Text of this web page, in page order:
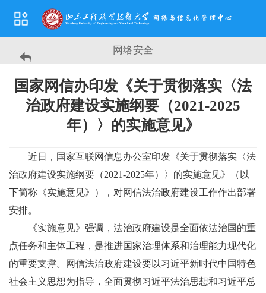
网络安全
国家网信办印发《关于贯彻落实〈法
治政府建设实施纲要（2021-2025
年）〉的实施意见》
近日，国家互联网信息办公室印发《关于贯彻落实〈法
治政府建设实施纲要（2021-2025年）〉的实施意见》（以
下简称《实施意见》），对网信法治政府建设工作作出部署
安排。
《实施意见》强调，法治政府建设是全面依法治国的重
点任务和主体工程，是推进国家治理体系和治理能力现代化
的重要支撑。网信法治政府建设要以习近平新时代中国特色
社会主义思想为指导，全面贯彻习近平法治思想和习近平总